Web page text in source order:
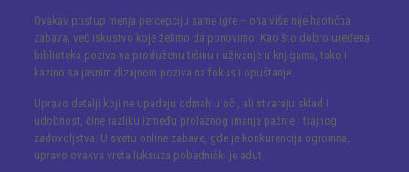
Ovakav pristup menja percepciju same igre – ona više nije haotična
zabava, već iskustvo koje želimo da ponovimo. Kao što dobro uređena
biblioteka poziva na produženu tišinu i uživanje u knjigama, tako i
kazino sa jasnim dizajnom poziva na fokus i opuštanje.
Upravo detalji koji ne upadaju odmah u oči, ali stvaraju sklad i
udobnost, čine razliku između prolaznog imanja pažnje i trajnog
zadovoljstva. U svetu online zabave, gde je konkurencija ogromna,
upravo ovakva vrsta luksuza pobednički je adut.